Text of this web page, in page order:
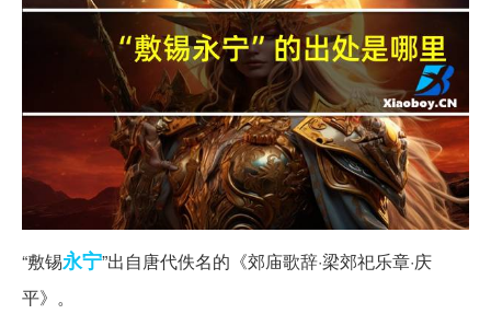
“敷锡永宁”出自唐代佚名的《郊庙歌辞·梁郊祀乐章·庆
平》。